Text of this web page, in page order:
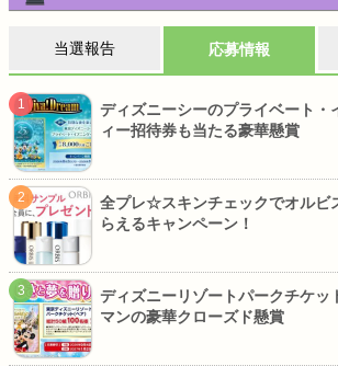
当選報告 応募情報
ディズニーシーのプライベート・
ィー招待券も当たる豪華懸賞
全プレ☆スキンチェックでオルビ
らえるキャンペーン！
ディズニーリゾートパークチケッ
マンの豪華クローズド懸賞